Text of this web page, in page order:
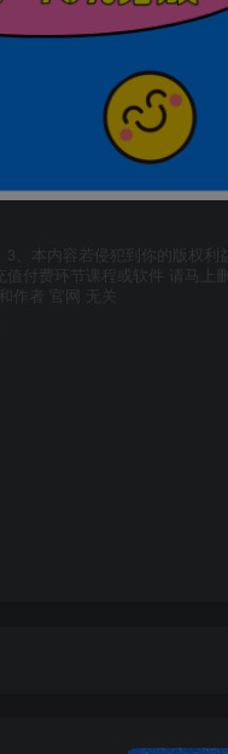
、本内容若侵犯到你的版权利
付费环节课程或软件 请马上
作者 官网 无关